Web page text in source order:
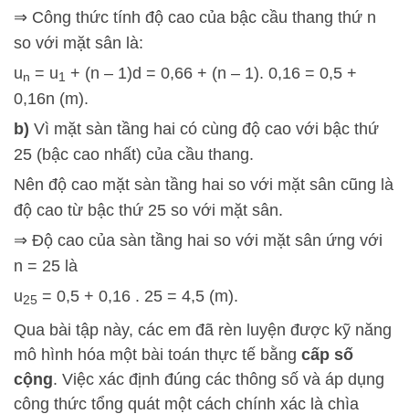
⇒ Công thức tính độ cao của bậc cầu thang thứ n
so với mặt sân là:
un = u1 + (n – 1)d = 0,66 + (n – 1). 0,16 = 0,5 +
0,16n (m).
b) Vì mặt sàn tầng hai có cùng độ cao với bậc thứ
25 (bậc cao nhất) của cầu thang.
Nên độ cao mặt sàn tầng hai so với mặt sân cũng là
độ cao từ bậc thứ 25 so với mặt sân.
⇒ Độ cao của sàn tầng hai so với mặt sân ứng với
n = 25 là
u25 = 0,5 + 0,16 . 25 = 4,5 (m).
Qua bài tập này, các em đã rèn luyện được kỹ năng
mô hình hóa một bài toán thực tế bằng cấp số
cộng. Việc xác định đúng các thông số và áp dụng
công thức tổng quát một cách chính xác là chìa